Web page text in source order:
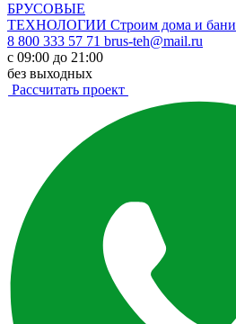
БРУСОВЫЕ
ТЕХНОЛОГИИ Строим дома и бани
8 800 333 57 71 brus-teh@mail.ru
с 09:00 до 21:00
без выходных
Рассчитать проект